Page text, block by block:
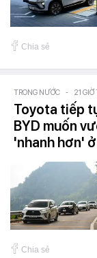
Chia sẻ
TRONG NƯỚC - 21 GIỜ
Toyota tiếp
BYD muốn
'nhanh hơn'
Chia sẻ